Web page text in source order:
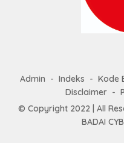
Admin Indeks Kode
Disclaimer
© Copyright 2022 | All
BADAI